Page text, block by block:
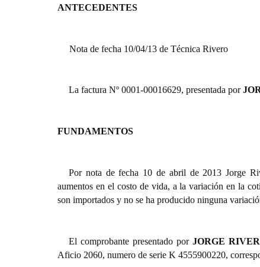
ANTECEDENTES
Nota de fecha 10/04/13 de Técnica Rivero
La factura Nº 0001-00016629, presentada por
FUNDAMENTOS
Por nota de fecha 10 de abril de 2013 Jorge
aumentos en el costo de vida, a la variación en la
son importados y no se ha producido ninguna
El comprobante presentado por JORGE
Aficio 2060, numero de serie K 4555900220,